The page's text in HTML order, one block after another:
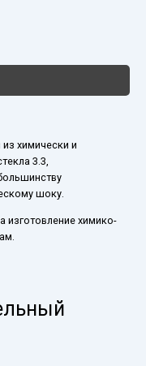
химически и
3.3,
шоку.
изготовление химико-